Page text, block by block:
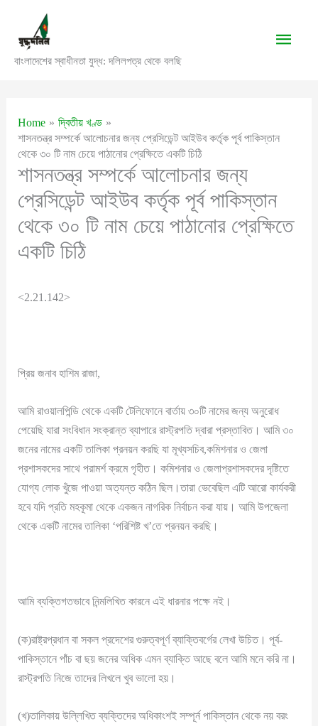
content
বাংলাদেশের স্বাধীনতা যুদ্ধ: দলিলপত্র থেকে বলছি
Main
Home
দ্বিতীয় খণ্ড
শাসনতন্ত্র সম্পর্কে আলোচনার জন্য প্রেসিডেন্ট আইউব কর্তৃক পূর্ব পাকিস্তান
থেকে ৩০ টি নাম চেয়ে পাঠানোর প্রেক্ষিতে একটি চিঠি
শাসনতন্ত্র সম্পর্কে আলোচনার জন্য
প্রেসিডেন্ট আইউব কর্তৃক পূর্ব পাকিস্তান
থেকে ৩০ টি নাম চেয়ে পাঠানোর প্রেক্ষিতে
একটি চিঠি
<2.21.142>
প্রিয় জনাব হাশিম রাজা,
আমি রাওয়ালপিন্ডি থেকে একটি টেলিফোনে বার্তায় ৩০টি নামের জন্য অনুরোধ
পেয়েছি যারা সংবিধান সংক্রান্ত ব্যাপারে রাস্ট্রপতি দ্বারা প্রস্তাবিত। আমি ৩০
জনের নামের একটি তালিকা প্রনয়ন করছি যা মূখ্যসচিব,কমিশনার ও জেলা
প্রশাসকদের সাথে পরামর্শ ক্রমে গৃহীত। কমিশনার ও জেলাপ্রশাসকদের দৃষ্টিতে
যোগ্য লোক খুঁজে পাওয়া অত্যন্ত কঠিন ছিল।তারা ভেবেছিল এটি আরো কার্যকরী
হবে যদি প্রতি মহকূমা থেকে একজন নাগরিক নির্বাচন করা যায়। আমি উপজেলা
থেকে একটি নামের তালিকা ‘পরিশিষ্ট খ’তে প্রনয়ন করছি।
আমি ব্যক্তিগতভাবে নিন্মলিখিত কারনে এই ধারনার পক্ষে নই।
(ক)রাষ্ট্রপ্রধান বা সকল প্রদেশের গুরুত্বপূর্ণ ব্যাক্তিবর্গের লেখা উচিত। পূর্ব-
পাকিস্তানে পাঁচ বা ছয় জনের অধিক এমন ব্যাক্তি আছে বলে আমি মনে করি না।
রাস্ট্রপতি নিজে তাদের লিখলে খুব ভালো হয়।
(খ)তালিকায় উল্লিখিত ব্যক্তিদের অধিকাংশই সম্পূর্ন পাকিস্তান থেকে নয় বরং